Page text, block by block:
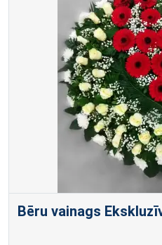
Bēru vainags